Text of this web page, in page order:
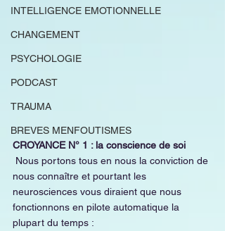
INTELLIGENCE EMOTIONNELLE
CHANGEMENT
PSYCHOLOGIE
PODCAST
TRAUMA
BREVES MENFOUTISMES
CROYANCE N° 1 : la conscience de soi
nous connaître et pourtant les
neurosciences vous diraient que nous
fonctionnons en pilote automatique la
plupart du temps :